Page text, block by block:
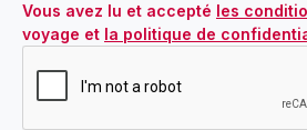
Vous avez lu et accepté les
voyage et la politique de